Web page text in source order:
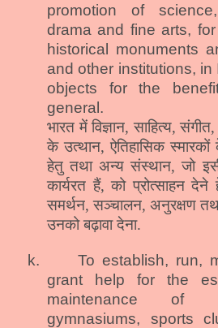
promotion of
drama and fine arts,
historical monuments
and other institutions, in
objects for the
general.
भारत में विज्ञान, साहित्य,
के उत्थान, ऐतिहासिक
हेतु तथा अन्य संस्थान, जो
कार्यरत हैं, को प्रोत्साहन
समर्थन, सञ्चालन, अनुरक्षण
उनको बढ़ावा देना.
k. To establish, run,
grant help for the
maintenance of
gymnasiums, sports